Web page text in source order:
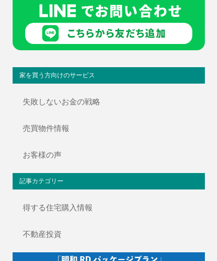
家を買う方向けのサービス
失敗しないお金の戦略
売買物件情報
お客様の声
記事カテゴリー
得する住宅購入情報
不動産投資